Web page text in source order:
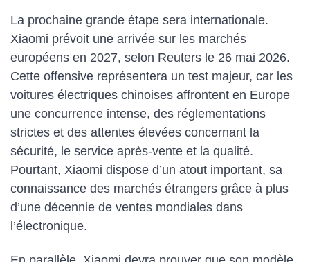
La prochaine grande étape sera internationale.
Xiaomi prévoit une arrivée sur les marchés
européens en 2027, selon Reuters le 26 mai 2026.
Cette offensive représentera un test majeur, car les
voitures électriques chinoises affrontent en Europe
une concurrence intense, des réglementations
strictes et des attentes élevées concernant la
sécurité, le service après-vente et la qualité.
Pourtant, Xiaomi dispose d’un atout important, sa
connaissance des marchés étrangers grâce à plus
d’une décennie de ventes mondiales dans
l’électronique.